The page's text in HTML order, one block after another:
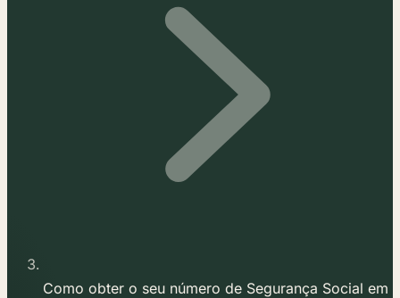
Como obter o seu número de Segurança Social em